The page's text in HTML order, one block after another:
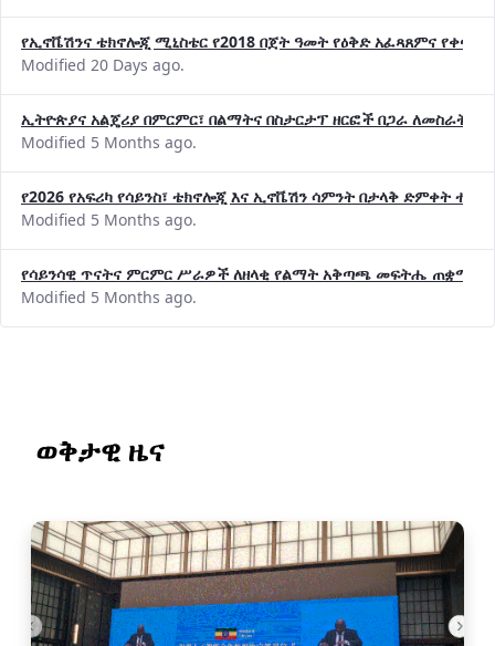
የኢኖቬሽንና ቴክኖሎጂ ሚኒስቴር የ2018 በጀት ዓመት የዕቅድ አፈጻጸምና
Modified 20 Days ago.
ኢትዮጵያና አልጄሪያ በምርምር፣ በልማትና በስታርታፕ ዘርፎች በጋራ ለመስራት
Modified 5 Months ago.
የ2026 የአፍሪካ የሳይንስ፣ ቴክኖሎጂ እና ኢኖቬሽን ሳምንት በታላቅ ድምቀት
Modified 5 Months ago.
የሳይንሳዊ ጥናትና ምርምር ሥራዎች ለዘላቂ የልማት አቅጣጫ መፍትሔ ጠቋሚ
Modified 5 Months ago.
ወቅታዊ ዜና